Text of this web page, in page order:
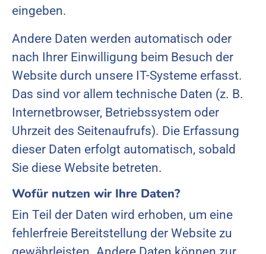
eingeben.
Andere Daten werden automatisch oder
nach Ihrer Einwilligung beim Besuch der
Website durch unsere IT-Systeme erfasst.
Das sind vor allem technische Daten (z. B.
Internetbrowser, Betriebssystem oder
Uhrzeit des Seitenaufrufs). Die Erfassung
dieser Daten erfolgt automatisch, sobald
Sie diese Website betreten.
Wofür nutzen wir Ihre Daten?
Ein Teil der Daten wird erhoben, um eine
fehlerfreie Bereitstellung der Website zu